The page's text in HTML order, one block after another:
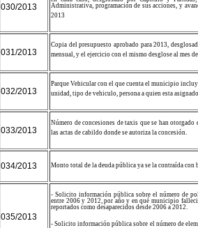
030/2013
Administrativa, programación de sus acciones, y
2013
031/2013
Copia del presupuesto aprobado para 2013,
mensual, y el ejercicio con el mismo desglose al mes
032/2013
Parque Vehicular con el que cuenta el municipio
unidad, tipo de vehiculo, persona a quien esta
033/2013
Número de concesiones de taxis que se han
las actas de cabildo donde se autoriza la concesión.
034/2013 Monto total de la deuda pública ya se la contraída con
035/2013
- Solicito información pública sobre el número de
entre 2006 y 2012, por año y en qué municipio
reportados como desaparecidos desde 2006 a 2012.
- Solicito información pública sobre el número de